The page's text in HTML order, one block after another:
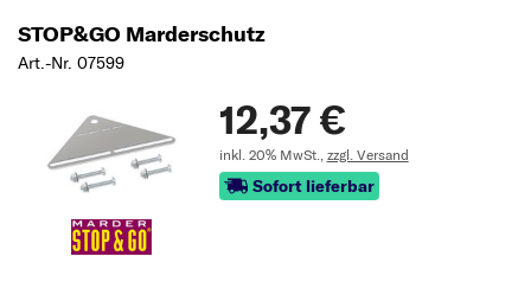
STOP&GO Marderschutz
Art.-Nr. 07599
12,37 €
inkl. 20% MwSt., zzgl. Versand
Sofort lieferbar